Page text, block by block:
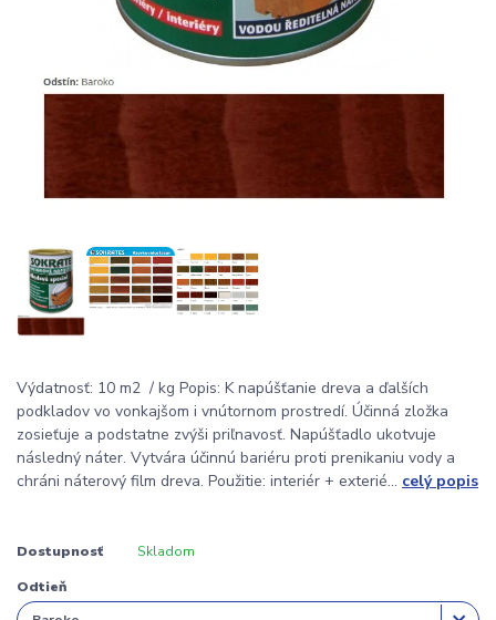
Výdatnosť: 10 m2 / kg Popis: K napúšťanie dreva a ďalších
podkladov vo vonkajšom i vnútornom prostredí. Účinná zložka
zosieťuje a podstatne zvýši priľnavosť. Napúšťadlo ukotvuje
následný náter. Vytvára účinnú bariéru proti prenikaniu vody a
chráni náterový film dreva. Použitie: interiér + exterié... celý popis
Dostupnosť Skladom
Odtieň